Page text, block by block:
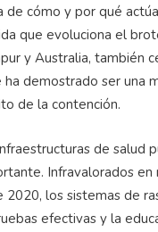
de cómo y por qué
que evoluciona el
y Australia, también
demostrado ser una
de la contención.
de salud
Infravalorados en
2020, los sistemas de
efectivas y la